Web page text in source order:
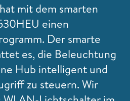
mit dem smarten
einen
Der smarte
es, die Beleuchtung
Hub intelligent und
zu steuern. Wir